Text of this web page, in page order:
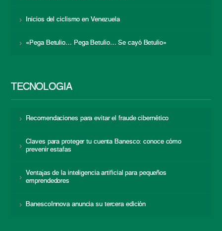
Inicios del ciclismo en Venezuela
«Pega Betulio… Pega Betulio… Se cayó Betulio»
TECNOLOGÍA
Recomendaciones para evitar el fraude cibernético
Claves para proteger tu cuenta Banesco: conoce cómo
prevenir estafas
Ventajas de la inteligencia artificial para pequeños
emprendedores
BanescoInnova anuncia su tercera edición